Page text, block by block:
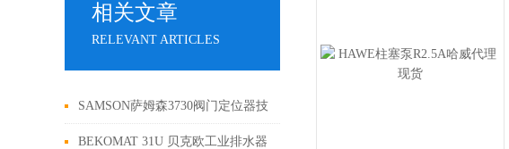
相关文章
RELEVANT ARTICLES
SAMSON萨姆森3730阀门定位器技
术数据表
BEKOMAT 31U 贝克欧工业排水器